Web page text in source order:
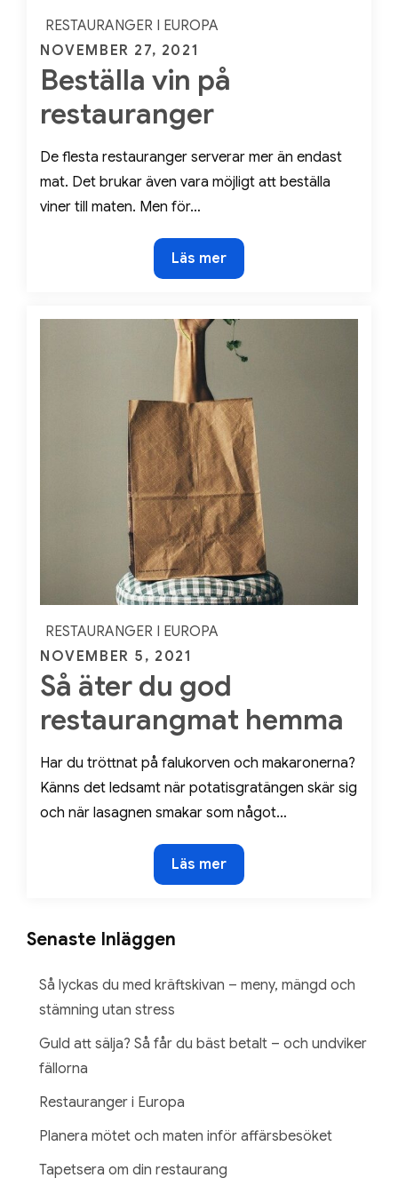
RESTAURANGER I EUROPA
Posted
on
NOVEMBER 27, 2021
Beställa vin på
restauranger
De flesta restauranger serverar mer än endast
mat. Det brukar även vara möjligt att beställa
viner till maten. Men för…
Beställa
vin
restauranger
Läs mer
RESTAURANGER I EUROPA
Posted
on
NOVEMBER 5, 2021
Så äter du god
restaurangmat hemma
Har du tröttnat på falukorven och makaronerna?
Känns det ledsamt när potatisgratängen skär sig
och när lasagnen smakar som något…
Så
äter
god
hemma
Läs mer
Senaste Inläggen
Så lyckas du med kräftskivan – meny, mängd och
stämning utan stress
Guld att sälja? Så får du bäst betalt – och undviker
fällorna
Restauranger i Europa
Planera mötet och maten inför affärsbesöket
Tapetsera om din restaurang